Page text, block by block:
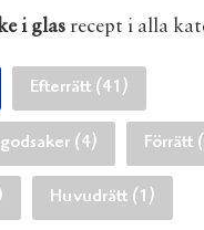
i glas recept i alla
Efterrätt (41)
(4) Förrätt
Huvudrätt (1)